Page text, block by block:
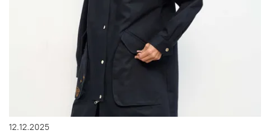
12.12.2025